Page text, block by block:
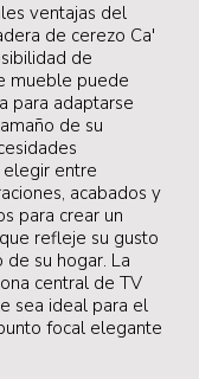
ventajas del
de cerezo Ca'
de
mueble puede
para adaptarse
de su
elegir entre
acabados y
para crear un
refleje su gusto
su hogar. La
central de TV
sea ideal para el
focal elegante